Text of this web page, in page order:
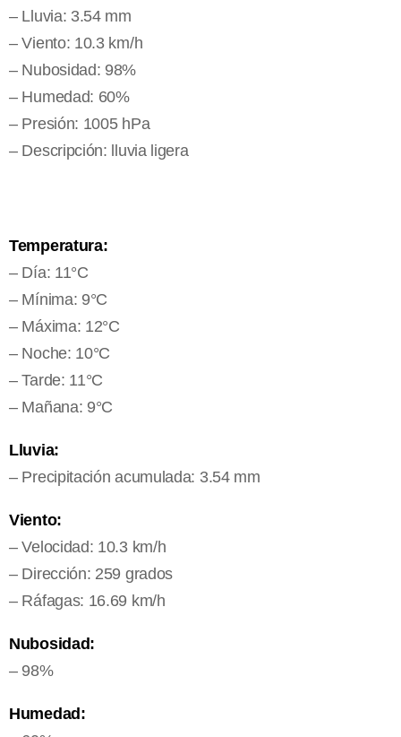
– Lluvia: 3.54 mm
– Viento: 10.3 km/h
– Nubosidad: 98%
– Humedad: 60%
– Presión: 1005 hPa
– Descripción: lluvia ligera
Temperatura:
– Día: 11°C
– Mínima: 9°C
– Máxima: 12°C
– Noche: 10°C
– Tarde: 11°C
– Mañana: 9°C
Lluvia:
– Precipitación acumulada: 3.54 mm
Viento:
– Velocidad: 10.3 km/h
– Dirección: 259 grados
– Ráfagas: 16.69 km/h
Nubosidad:
– 98%
Humedad: